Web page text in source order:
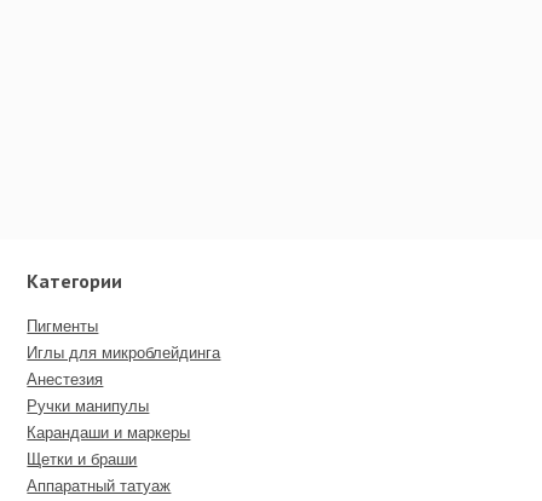
Категории
Пигменты
Иглы для микроблейдинга
Анестезия
Ручки манипулы
Карандаши и маркеры
Щетки и браши
Аппаратный татуаж